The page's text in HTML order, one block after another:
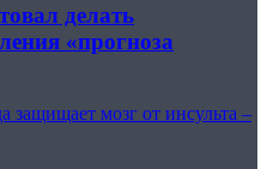
делать
«прогноза
защищает мозг от инсульта –